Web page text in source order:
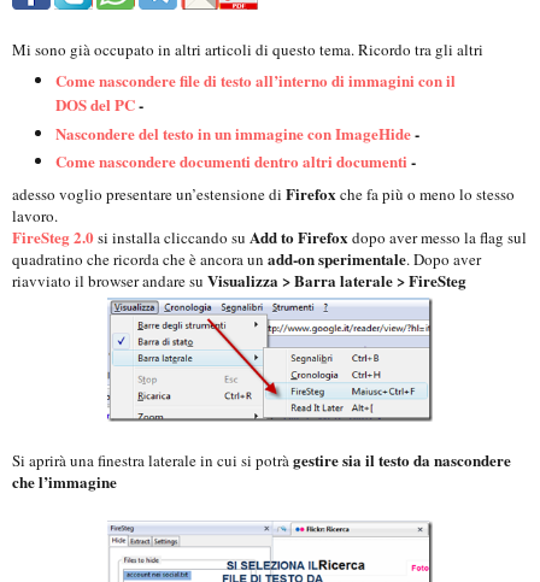
Mi sono già occupato in altri articoli di questo tema. Ricordo tra gli altri
Come nascondere file di testo all’interno di immagini con il
DOS del PC-
Nascondere del testo in un immagine con ImageHide-
Come nascondere documenti dentro altri documenti -
adesso voglio presentare un’estensione di Firefox che fa più o meno lo stesso
lavoro.
FireSteg 2.0si installa cliccando su Add to Firefox dopo aver messo la flag sul
quadratino che ricorda che è ancora un add-on sperimentale. Dopo aver
riavviato il browser andare su Visualizza > Barra laterale > FireSteg
Si aprirà una finestra laterale in cui si potràgestire sia il testo da nascondere
che l’immagine